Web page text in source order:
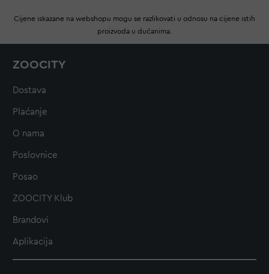
Cijene iskazane na webshopu mogu se razlikovati u odnosu na cijene istih
proizvoda u dućanima.
ZOOCITY
Dostava
Plaćanje
O nama
Poslovnice
Posao
ZOOCITY Klub
Brandovi
Aplikacija